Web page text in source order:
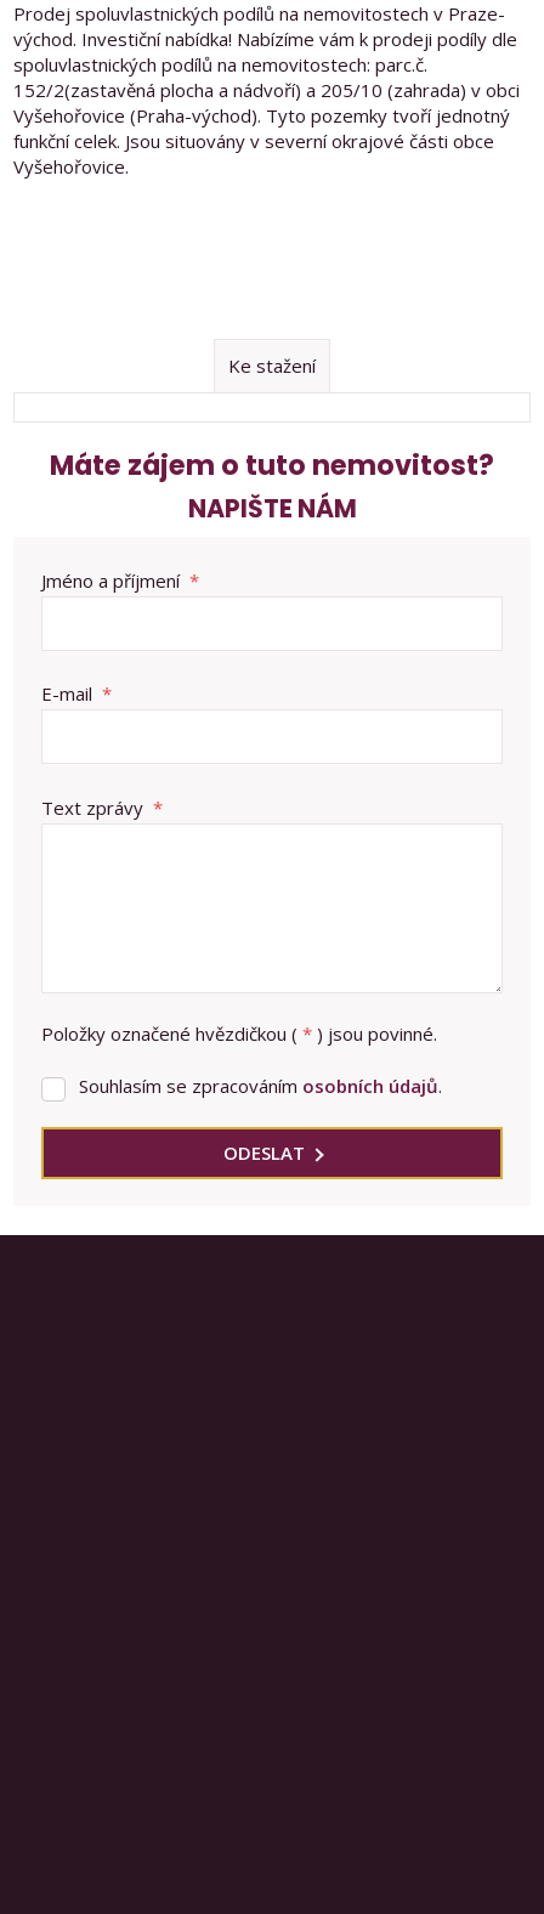
Prodej spoluvlastnických podílů na nemovitostech v Praze-
východ. Investiční nabídka! Nabízíme vám k prodeji podíly dle
spoluvlastnických podílů na nemovitostech: parc.č.
152/2(zastavěná plocha a nádvoří) a 205/10 (zahrada) v obci
Vyšehořovice (Praha-východ). Tyto pozemky tvoří jednotný
funkční celek. Jsou situovány v severní okrajové části obce
Vyšehořovice.
Ke stažení
Máte zájem o tuto nemovitost?
NAPIŠTE NÁM
Jméno a příjmení *
E-mail *
Text zprávy *
Položky označené hvězdičkou ( * ) jsou povinné.
Souhlasím
Souhlasím se zpracováním osobních údajů.
ODESLAT